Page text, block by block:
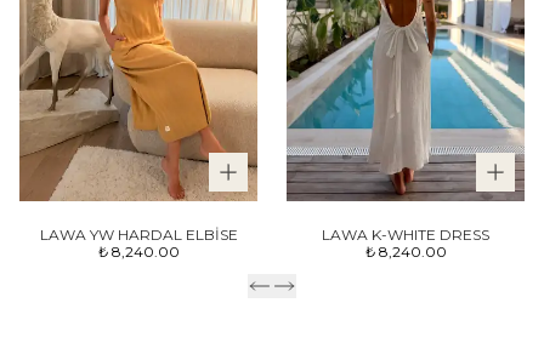
LAWA YW HARDAL ELBİSE
₺ 8,240.00
LAWA K-WHITE DRESS
₺ 8,240.00